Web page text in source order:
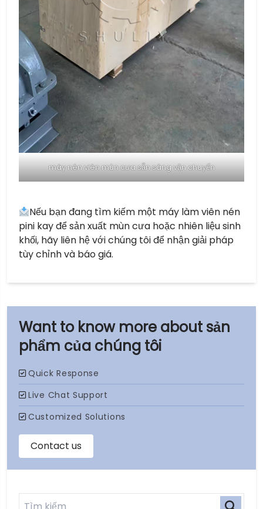
sản
phẩm của chúng tôi
máy nén viên mùn cưa sẵn sàng vận chuyển
Nếu bạn đang tìm kiếm một máy làm viên nén
pini kay để sản xuất mùn cưa hoặc nhiên liệu sinh
khối, hãy liên hệ với chúng tôi để nhận giải pháp
tùy chỉnh và báo giá.